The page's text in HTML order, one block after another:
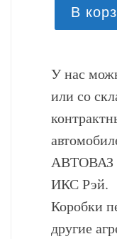
В
У нас
или со
АВТОВАЗ
ИКС Рэй.
Коробки
другие